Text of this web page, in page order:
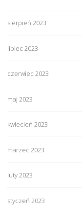
sierpień 2023
lipiec 2023
czerwiec 2023
maj 2023
kwiecień 2023
marzec 2023
luty 2023
styczeń 2023